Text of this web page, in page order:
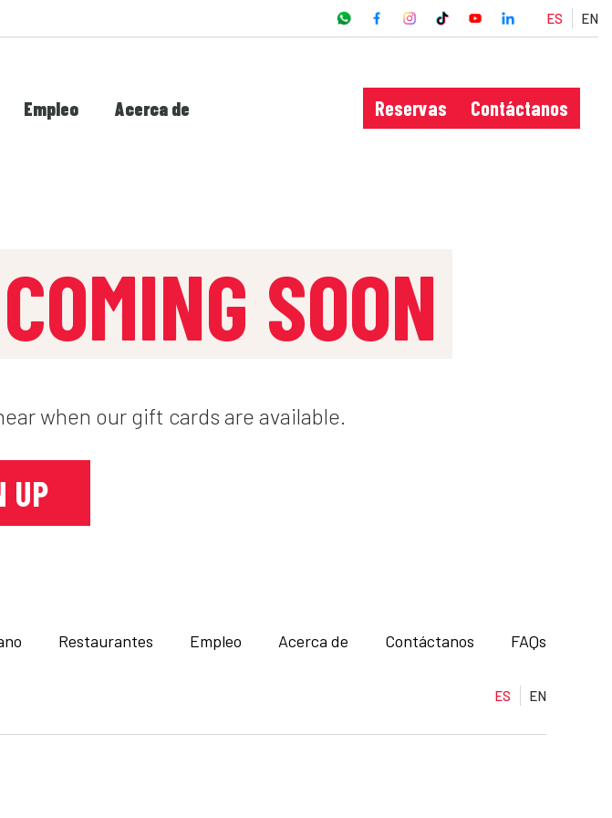
ES EN
Empleo Acerca de Reservas Contáctanos
SOON
when our gift cards are available.
UP
Restaurantes Empleo Acerca de Contáctanos FAQs
ES EN